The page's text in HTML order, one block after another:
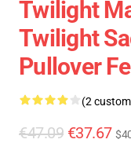
Twilight
Twilight
Pullover
(2
€47.09 €37.67